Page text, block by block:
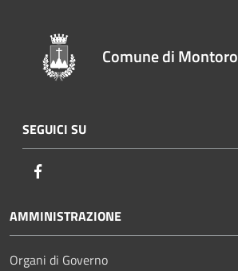
Comune di Montoro
SEGUICI SU
AMMINISTRAZIONE
Organi di Governo